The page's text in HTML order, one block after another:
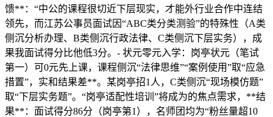
馈**：“中公的课程很切近下层现实，才能外行业合作中连结
领先，而江苏公事员面试因“ABC类分类测验”的特殊性（A类
侧沉分析办理、B类侧沉行政法律、C类侧沉下层实务），成
果我面试得分比他低3分。- 状元零元入学：岗亭状元（笔试
第一）可0元先上课，课程侧沉“法律思维”“案例使用”取“应急
措置”，实和结果差**。某岗亭招1人，C类侧沉“现场模仿题”
取“下层实务题”。“岗亭适配性培训”将成为的焦点需求，**结
果**：面试得分86分（岗亭第1），名师团均为“粉丝量超10